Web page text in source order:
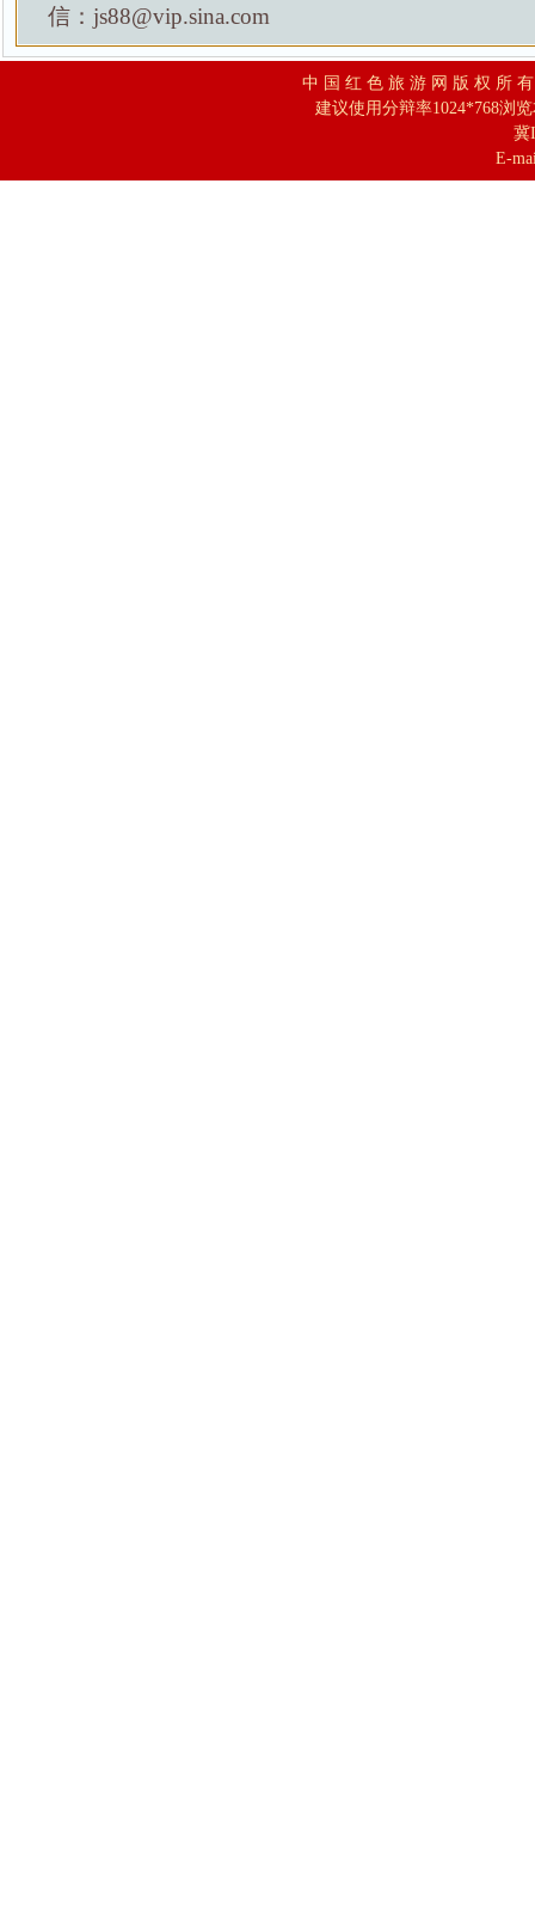
信：js88@vip.sina.com
中 国 红 色 旅 游 网 版 权 所
建议使用分辩率1024*768浏
冀
E-